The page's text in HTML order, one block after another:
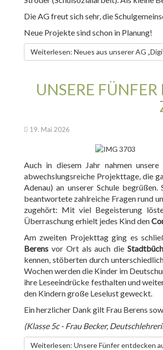
Die AG freut sich sehr, die
Neue Projekte sind schon in Planung!
Weiterlesen: Neues aus unserer AG
UNSERE FÜNFER
19. Mai 2026
Auch in diesem Jahr nahmen
abwechslungsreiche Projekttage, die
Adenau) an unserer Schule
beantwortete zahlreiche Fragen rund
zugehört: Mit viel Begeisterung
Überraschung erhielt jedes Kind den
Am zweiten Projekttag ging es
Berens vor Ort als auch die
kennen, stöberten durch
Wochen werden die Kinder im
ihre Leseeindrücke festhalten und
den Kindern große Leselust geweckt.
Ein herzlicher Dank gilt Frau Berens
(Klasse 5c - Frau Becker,
Weiterlesen: Unsere Fünfer entdecken